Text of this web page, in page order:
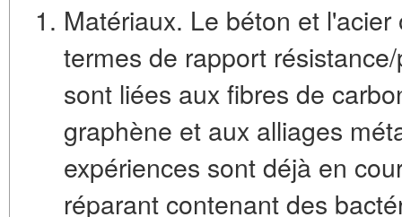
Matériaux. Le béton et
termes de rapport
sont liées aux fibres de
graphène et aux alliages
expériences sont déjà en
réparant contenant des